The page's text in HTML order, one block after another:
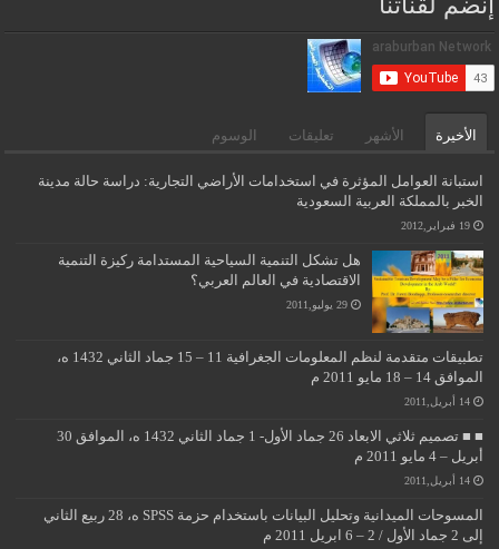
الأخيرة الأشهر تعليقات الوسوم
استبانة العوامل المؤثرة في استخدامات الأراضي التجارية: دراسة حالة مدينة
الخبر بالمملكة العربية السعودية
19 فبراير,2012
هل تشكل التنمية السياحية المستدامة ركيزة التنمية
الاقتصادية في العالم العربي؟
29 يوليو,2011
تطبيقات متقدمة لنظم المعلومات الجغرافية 11 – 15 جماد الثاني 1432 ه،
الموافق 14 – 18 مايو 2011 م
14 أبريل,2011
■ ■ تصميم ثلاثي الابعاد 26 جماد الأول- 1 جماد الثاني 1432 ه، الموافق 30
أبريل – 4 مايو 2011 م
14 أبريل,2011
المسوحات الميدانية وتحليل البيانات باستخدام حزمة SPSS ه، 28 ربيع الثاني
إلى 2 جماد الأول / 2 – 6 ابريل 2011 م